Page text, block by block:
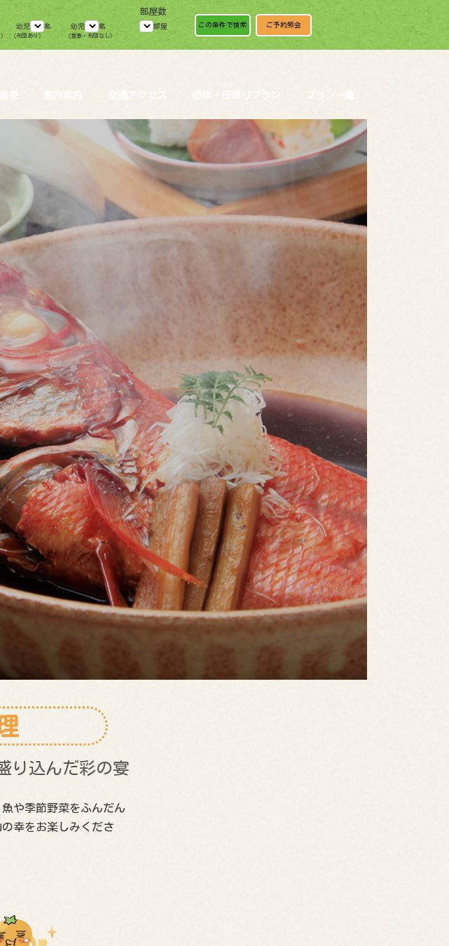
幼児
（布団あり）
名 幼児
（食事・布団なし）
名
部屋数
部屋 この条件で検索 ご予約照会
温泉 館内案内 交通アクセス 団体・日帰りプラン プラン一覧
り込んだ彩の宴
や季節野菜をふんだん
幸をお楽しみくださ